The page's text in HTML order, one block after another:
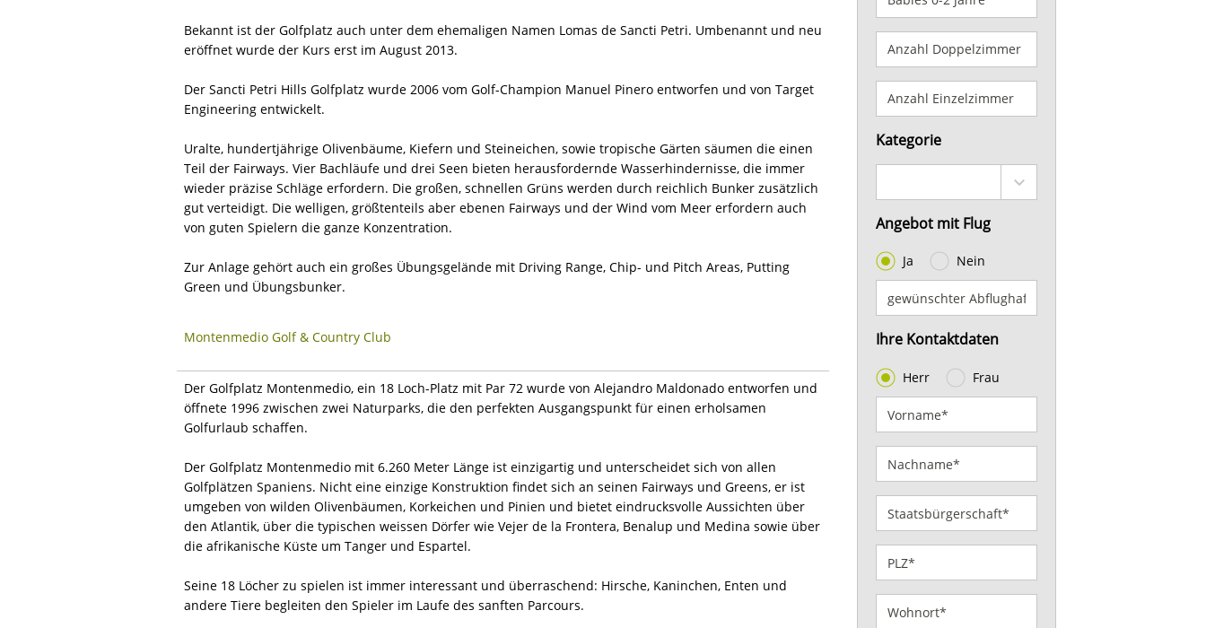
Bekannt ist der Golfplatz auch unter dem ehemaligen Namen Lomas de Sancti Petri. Umbenannt und neu
eröffnet wurde der Kurs erst im August 2013.
Der Sancti Petri Hills Golfplatz wurde 2006 vom Golf-Champion Manuel Pinero entworfen und von Target
Engineering entwickelt.
Uralte, hundertjährige Olivenbäume, Kiefern und Steineichen, sowie tropische Gärten säumen die einen
Teil der Fairways. Vier Bachläufe und drei Seen bieten herausfordernde Wasserhindernisse, die immer
wieder präzise Schläge erfordern. Die großen, schnellen Grüns werden durch reichlich Bunker zusätzlich
gut verteidigt. Die welligen, größtenteils aber ebenen Fairways und der Wind vom Meer erfordern auch
von guten Spielern die ganze Konzentration.
Zur Anlage gehört auch ein großes Übungsgelände mit Driving Range, Chip- und Pitch Areas, Putting
Green und Übungsbunker.
Montenmedio Golf & Country Club
Der Golfplatz Montenmedio, ein 18 Loch-Platz mit Par 72 wurde von Alejandro Maldonado entworfen und
öffnete 1996 zwischen zwei Naturparks, die den perfekten Ausgangspunkt für einen erholsamen
Golfurlaub schaffen.
Der Golfplatz Montenmedio mit 6.260 Meter Länge ist einzigartig und unterscheidet sich von allen
Golfplätzen Spaniens. Nicht eine einzige Konstruktion findet sich an seinen Fairways und Greens, er ist
umgeben von wilden Olivenbäumen, Korkeichen und Pinien und bietet eindrucksvolle Aussichten über
den Atlantik, über die typischen weissen Dörfer wie Vejer de la Frontera, Benalup und Medina sowie über
die afrikanische Küste um Tanger und Espartel.
Seine 18 Löcher zu spielen ist immer interessant und überraschend: Hirsche, Kaninchen, Enten und
andere Tiere begleiten den Spieler im Laufe des sanften Parcours.
Kategorie
Angebot mit Flug
Ja Nein
Ihre Kontaktdaten
Herr Frau